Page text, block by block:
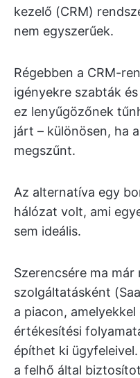
kezelő (CRM)
nem egyszerűek.
Régebben a CRM-
igényekre szabták
ez lenyűgözőnek
járt – különösen, ha
megszűnt.
Az alternatíva egy
hálózat volt, ami
sem ideális.
Szerencsére ma
szolgáltatásként
a piacon,
értékesítési
építhet ki
a felhő által